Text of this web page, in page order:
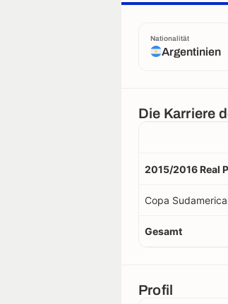
Nationalität
Argentinien
Die Karriere
2015/2016 Real
Copa
Gesamt
Profil